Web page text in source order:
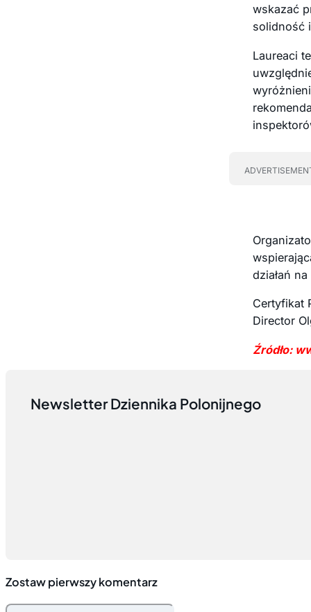
wskazać
solidność
Laureaci
działań
Certyfikat
Director
Źródło:
Newsletter Dziennika Polonijnego
Zostaw pierwszy komentarz